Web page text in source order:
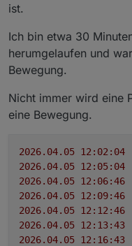
ist.
Ich bin etwa 30
herumgelaufen und
Bewegung.
Nicht immer wird eine
eine Bewegung.
2026.04.05 12 :02:04
2026.04.05 12 :05:04
2026.04.05 12 :06:46
2026.04.05 12 :09:46
2026.04.05 12 :12:46
2026.04.05 12 :13:43
2026.04.05 12 :16:43